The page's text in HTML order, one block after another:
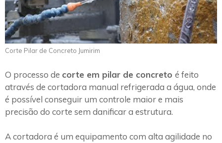
Corte Pilar de Concreto Jumirim
O processo de corte em pilar de concreto é feito
através de cortadora manual refrigerada a água, onde
é possível conseguir um controle maior e mais
precisão do corte sem danificar a estrutura.
A cortadora é um equipamento com alta agilidade no